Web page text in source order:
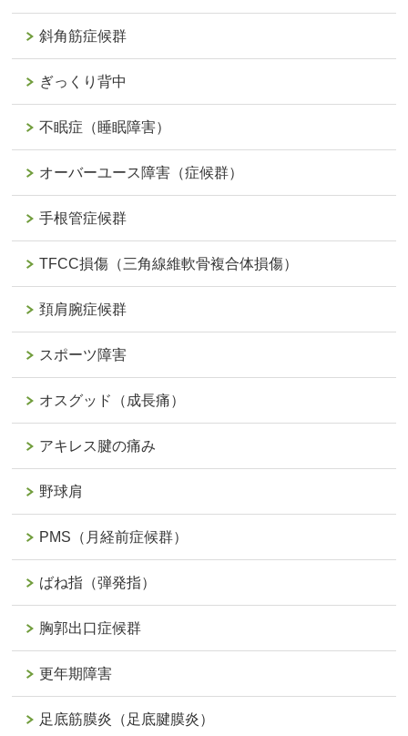
斜角筋症候群
ぎっくり背中
不眠症（睡眠障害）
オーバーユース障害（症候群）
手根管症候群
TFCC損傷（三角線維軟骨複合体損傷）
頚肩腕症候群
スポーツ障害
オスグッド（成長痛）
アキレス腱の痛み
野球肩
PMS（月経前症候群）
ばね指（弾発指）
胸郭出口症候群
更年期障害
足底筋膜炎（足底腱膜炎）